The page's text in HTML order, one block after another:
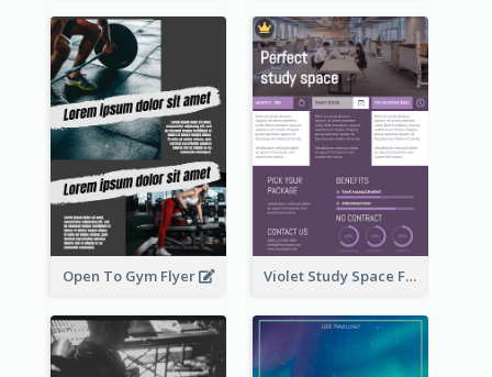
Open To Gym Flyer Violet Study Space Flyer